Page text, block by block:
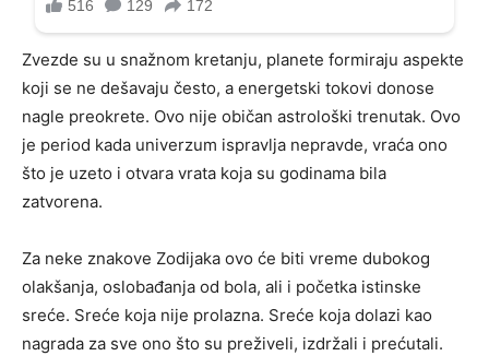
Zvezde su u snažnom kretanju, planete formiraju aspekte
koji se ne dešavaju često, a energetski tokovi donose
nagle preokrete. Ovo nije običan astrološki trenutak. Ovo
je period kada univerzum ispravlja nepravde, vraća ono
što je uzeto i otvara vrata koja su godinama bila
zatvorena.
Za neke znakove Zodijaka ovo će biti vreme dubokog
olakšanja, oslobađanja od bola, ali i početka istinske
sreće. Sreće koja nije prolazna. Sreće koja dolazi kao
nagrada za sve ono što su preživeli, izdržali i prećutali.